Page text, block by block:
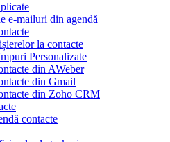
e-mailuri din agendă
la contacte
Personalizate
din AWeber
din Gmail
din Zoho CRM
contacte